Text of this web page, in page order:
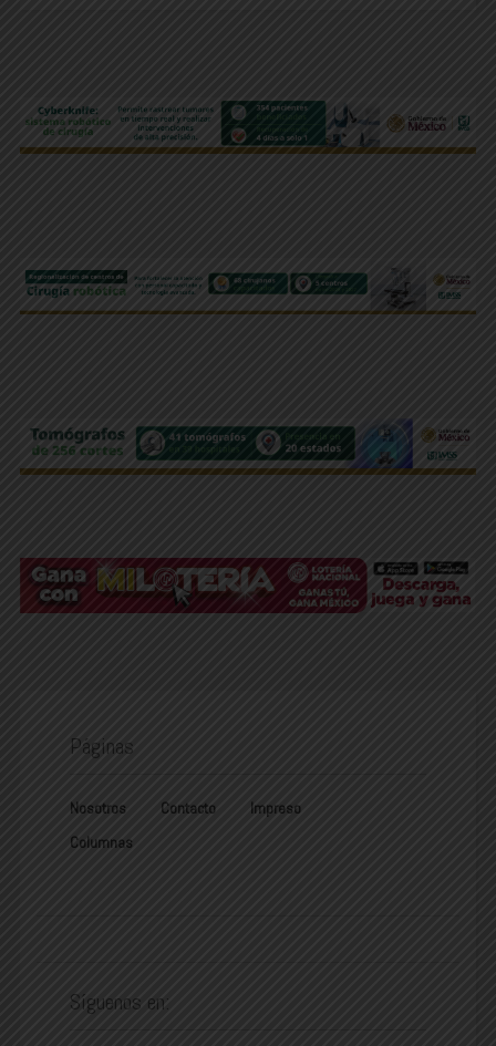
Páginas
Nosotros Contacto
Impreso
Columnas
Síguenos en: